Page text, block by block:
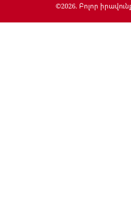
©2026. Բոլոր